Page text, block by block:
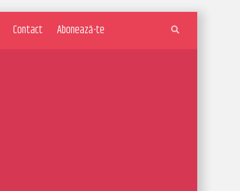
Contact Abonează-te